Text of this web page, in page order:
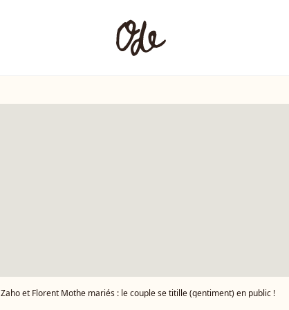
Zaho et Florent Mothe mariés : le couple se titille (gentiment) en public !